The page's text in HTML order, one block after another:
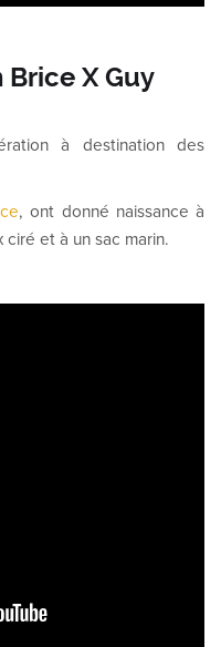
X Guy
à destination des
, ont donné naissance à
ciré et à un sac marin.